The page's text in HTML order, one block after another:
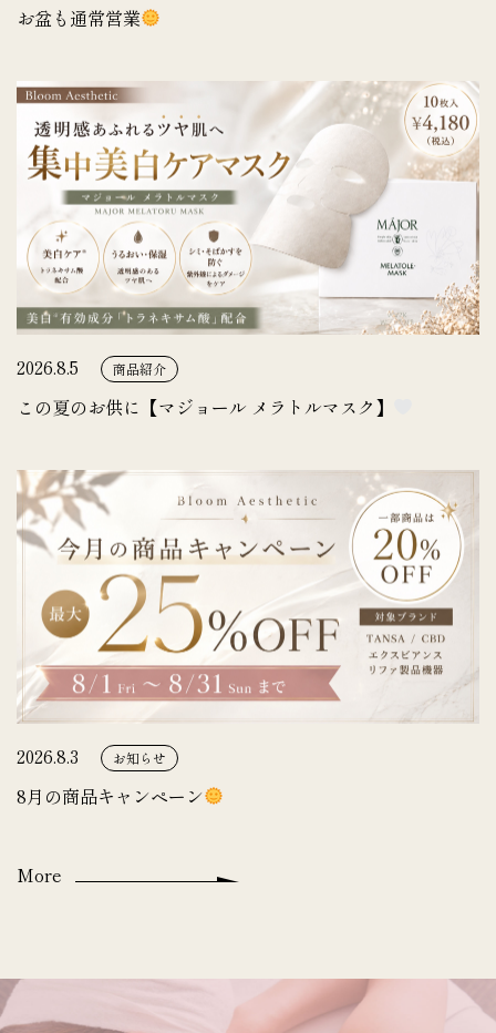
お盆も通常営業
2026.8.5 商品紹介
この夏のお供に【マジョール メラトルマスク】
2026.8.3 お知らせ
8月の商品キャンペーン
More